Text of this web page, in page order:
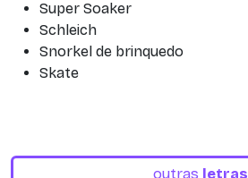
Super Soaker
Schleich
Snorkel de brinquedo
Skate
outras letras